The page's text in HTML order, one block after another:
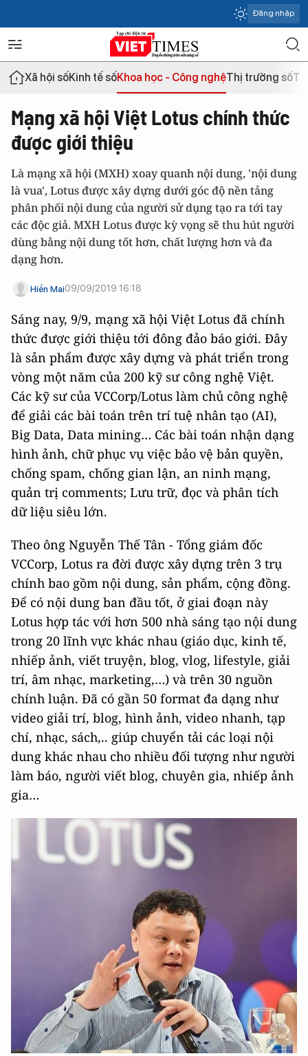
Đăng nhập
Xã hội sốKinh tế sốKhoa học - Công nghệThị trường số
Mạng xã hội Việt Lotus chính thức
được giới thiệu
Là mạng xã hội (MXH) xoay quanh nội dung, 'nội dung
là vua', Lotus được xây dựng dưới góc độ nền tảng
phân phối nội dung của người sử dụng tạo ra tới tay
các độc giả. MXH Lotus được kỳ vọng sẽ thu hút người
dùng bằng nội dung tốt hơn, chất lượng hơn và đa
dạng hơn.
Hiền Mai09/09/2019 16:18
Sáng nay, 9/9, mạng xã hội Việt Lotus đã chính
thức được giới thiệu tới đông đảo báo giới. Đây
là sản phẩm được xây dựng và phát triển trong
vòng một năm của 200 kỹ sư công nghệ Việt.
Các kỹ sư của VCCorp/Lotus làm chủ công nghệ
để giải các bài toán trên trí tuệ nhân tạo (AI),
Big Data, Data mining… Các bài toán nhận dạng
hình ảnh, chữ phục vụ việc bảo vệ bản quyền,
chống spam, chống gian lận, an ninh mạng,
quản trị comments; Lưu trữ, đọc và phân tích
dữ liệu siêu lớn.
Theo ông Nguyễn Thế Tân - Tổng giám đốc
VCCorp, Lotus ra đời được xây dựng trên 3 trụ
chính bao gồm nội dung, sản phẩm, cộng đồng.
Để có nội dung ban đầu tốt, ở giai đoạn này
Lotus hợp tác với hơn 500 nhà sáng tạo nội dung
trong 20 lĩnh vực khác nhau (giáo dục, kinh tế,
nhiếp ảnh, viết truyện, blog, vlog, lifestyle, giải
trí, âm nhạc, marketing,…) và trên 30 nguồn
chính luận. Đã có gần 50 format đa dạng như
video giải trí, blog, hình ảnh, video nhanh, tạp
chí, nhạc, sách,.. giúp chuyển tải các loại nội
dung khác nhau cho nhiều đối tượng như người
làm báo, người viết blog, chuyên gia, nhiếp ảnh
gia…